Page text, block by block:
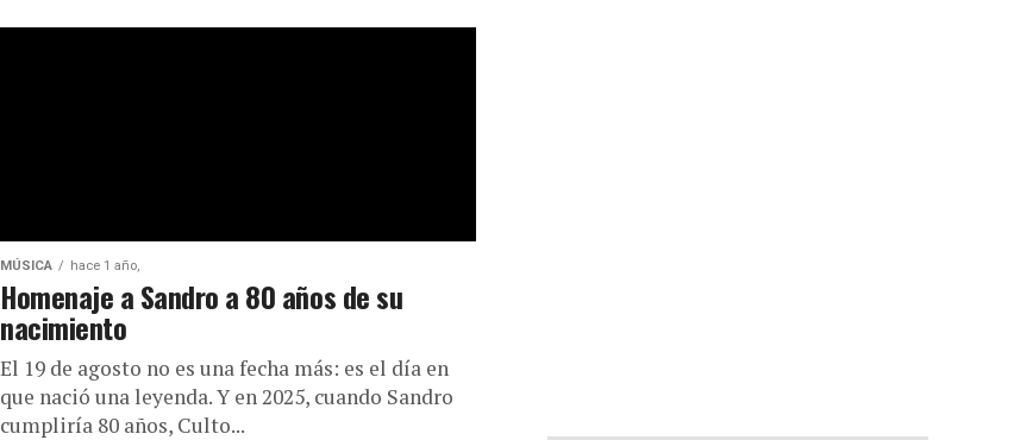
MÚSICA hace 1 año,
Homenaje a Sandro a 80 años de su
nacimiento
El 19 de agosto no es una fecha más: es el día en
que nació una leyenda. Y en 2025, cuando Sandro
cumpliría 80 años, Culto...